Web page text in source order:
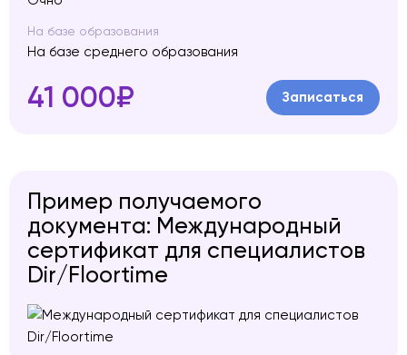
На базе образования
На базе среднего образования
41 000₽ Записаться
Пример получаемого
документа: Международный
сертификат для специалистов
Dir/Floortime